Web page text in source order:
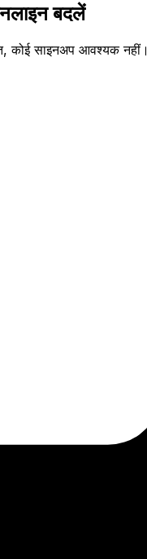
बदलें
कोई साइनअप आवश्यक नहीं।